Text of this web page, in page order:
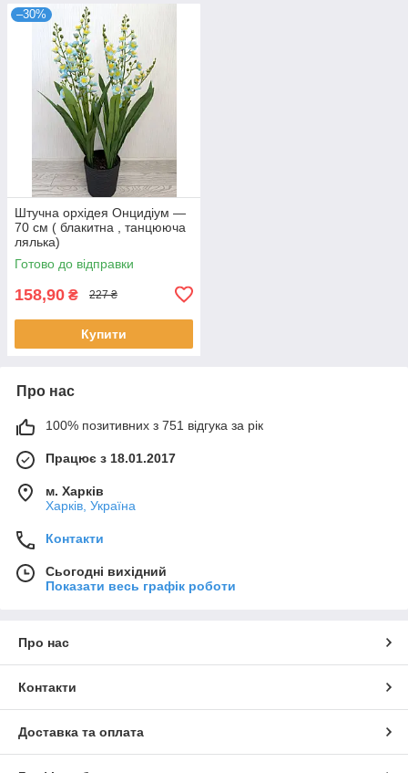
–30%
Штучна орхідея Онцидіум —
70 см ( блакитна , танцююча
лялька)
Готово до відправки
158,90 ₴ 227 ₴
Купити
Про нас
100% позитивних з 751 відгука за рік
Працює з 18.01.2017
м. Харків
Харків, Україна
Контакти
Сьогодні вихідний
Показати весь графік роботи
Про нас
Контакти
Доставка та оплата